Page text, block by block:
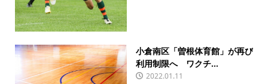
小倉南区「曽根体育館」が再び
利用制限へ ワクチ...
2022.01.11